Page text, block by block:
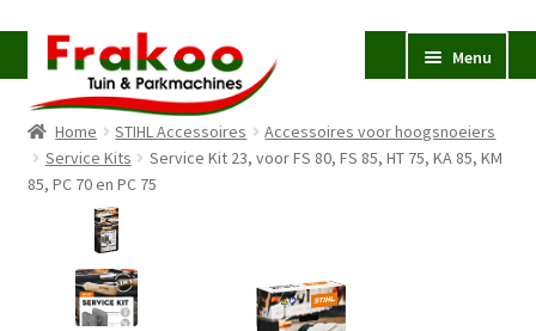
Ga
door
naar
navigatie
Ga
naar
de
inhoud
Menu
Homepage
Verkoop en Reparatie
Occasions
STIHL
Home STIHL Accessoires
Accessoires voor hoogsnoeiers
Service Kits
Service Kit 23, voor FS 80, FS 85, HT 75, KA 85, KM
85, PC 70 en PC 75